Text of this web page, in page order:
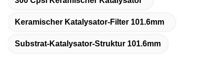
Keramischer Katalysator-Filter 101.6mm
Substrat-Katalysator-Struktur 101.6mm